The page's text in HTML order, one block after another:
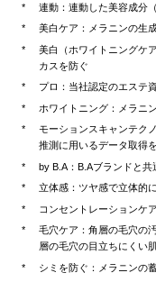
連動：連動した美容成分
美白ケア：メラニンの生
美白（ホワイトニングケ
カスを防ぐ
プロ：当社認定のエステ
ホワイトニング：メラニ
モーションスキャンテク
推測に用いるデータ取得
by B.A：B.Aブランドと
立体感：ツヤ感で立体的
コンセントレーションケ
毛穴ケア：角層の毛穴の
層の毛穴の目立ちにくい
シミを防ぐ：メラニンの